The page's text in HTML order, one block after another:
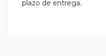
plazo de entrega.